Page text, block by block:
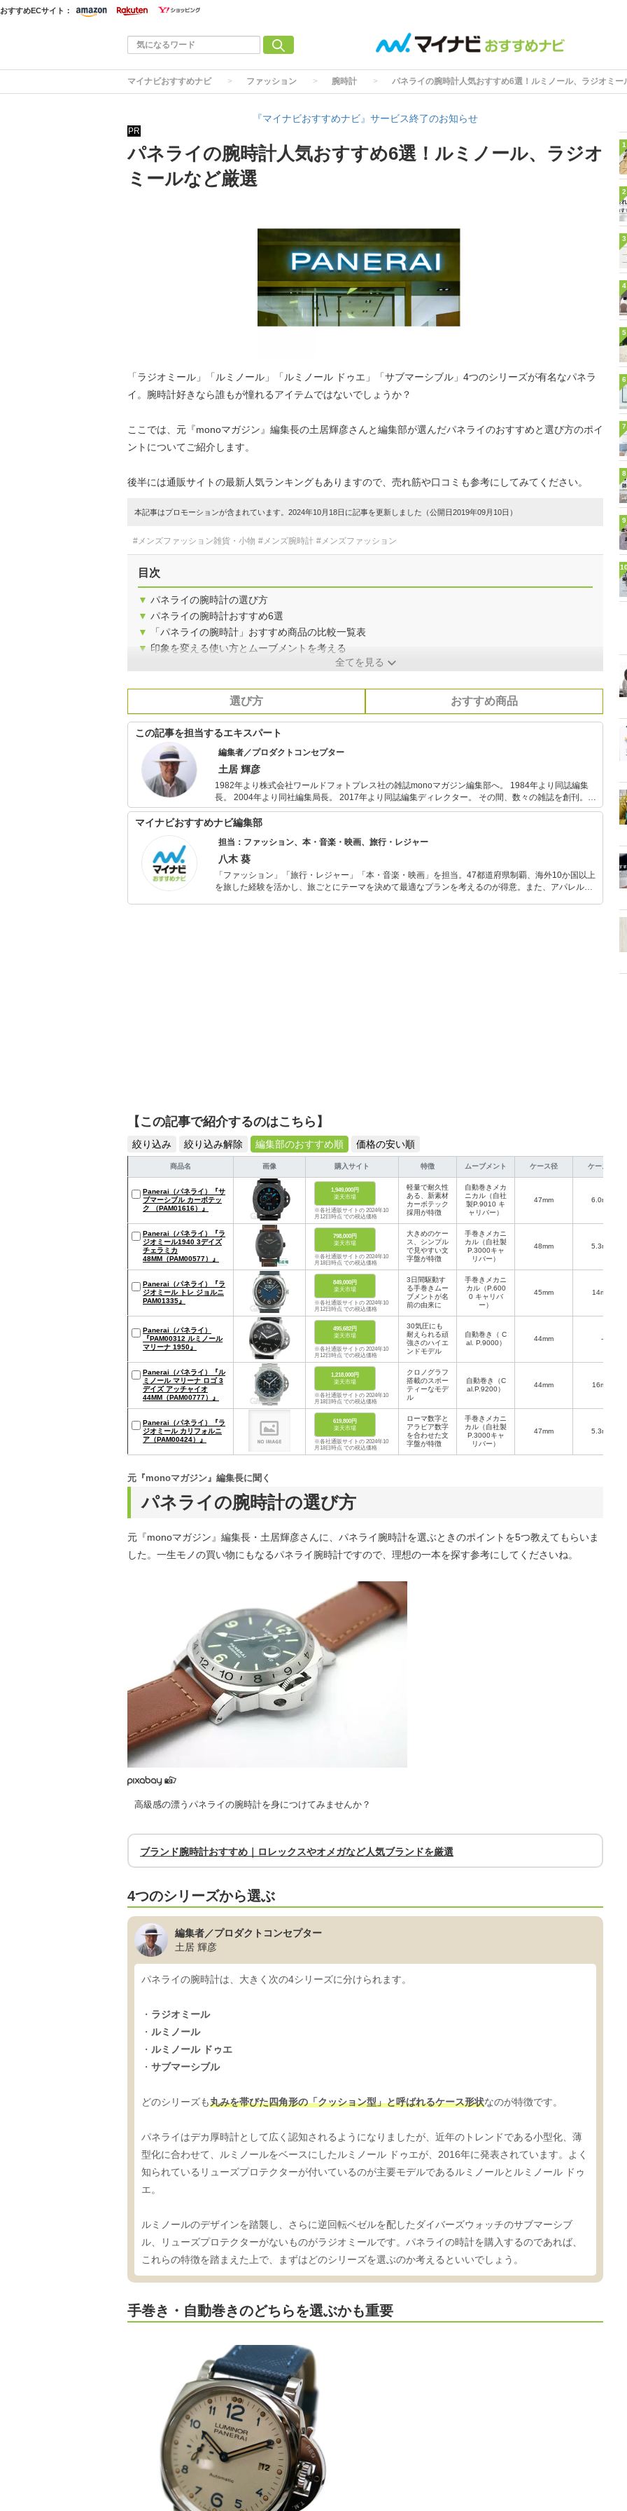
おすすめECサイト：
マイナビおすすめナビ ファッション 腕時計 パネライの腕時計人気おすすめ6選！ルミノール、ラジオミー
『マイナビおすすめナビ』サービス終了のお知らせ
PR
パネライの腕時計人気おすすめ6選！ルミノール、ラジオ
ミールなど厳選
「ラジオミール」「ルミノール」「ルミノール ドゥエ」「サブマーシブル」4つのシリーズが有名なパネラ
イ。腕時計好きなら誰もが憧れるアイテムではないでしょうか？
ここでは、元『monoマガジン』編集長の土居輝彦さんと編集部が選んだパネライのおすすめと選び方のポイ
ントについてご紹介します。
後半には通販サイトの最新人気ランキングもありますので、売れ筋や口コミも参考にしてみてください。
本記事はプロモーションが含まれています。2024年10月18日に記事を更新しました（公開日2019年09月10日）
#メンズファッション雑貨・小物 #メンズ腕時計 #メンズファッション
目次
▼ パネライの腕時計の選び方
▼ パネライの腕時計おすすめ6選
▼
「パネライの腕時計」おすすめ商品の比較一覧表
▼ 印象を変える使い方とムーブメントを考える
全てを見る
選び方 おすすめ商品
この記事を担当するエキスパート
編集者／プロダクトコンセプター
土居 輝彦
1982年より株式会社ワールドフォトプレス社の雑誌monoマガジン編集部へ。 1984年より同誌編集
長。 2004年より同社編集局長。 2017年より同誌編集ディレクター。 その間、数々の雑誌を創刊。
FM cocoloへの情報提供、執筆・講演活動、大学講師、各自治体のアドバイザー、IDSデザインコンペ
ティション審査委員長などを現在兼任中。
マイナビおすすめナビ編集部
担当：ファッション、本・音楽・映画、旅行・レジャー
八木 葵
「ファッション」「旅行・レジャー」「本・音楽・映画」を担当。47都道府県制覇、海外10か国以上
を旅した経験を活かし、旅ごとにテーマを決めて最適なプランを考えるのが得意。また、アパレルシ
【この記事で紹介するのはこちら】
絞り込み 絞り込み解除 編集部のおすすめ順 価格の安い順
商品名 画像 購入サイト 特徴 ムーブメント ケース径 ケース厚
Panerai（パネライ）『サ
ブマーシブル カーボテッ
ク （PAM01616）』
1,949,000円
楽天市場
※各社通販サイトの 2024年10
月12日時点 での税込価格
軽量で耐久性
ある、新素材
カーボテック
採用が特徴
自動巻きメカ
ニカル（自社
製P.9010 キ
ャリバー）
47mm 6.0mm
Panerai（パネライ）『ラ
ジオミール1940 3デイズ
チェラミカ
48MM（PAM00577）』
798,000円
楽天市場
※各社通販サイトの 2024年10
月18日時点 での税込価格
大きめのケー
ス、シンプル
で見やすい文
字盤が特徴
手巻きメカニ
カル（自社製
P.3000キャ
リバー）
48mm 5.3mm
Panerai（パネライ）『ラ
ジオミール トレ ジョルニ
PAM01335』
849,000円
楽天市場
※各社通販サイトの 2024年10
月12日時点 での税込価格
3日間駆動す
る手巻きムー
ブメントが名
前の由来に
手巻きメカニ
カル（P.600
0 キャリバ
ー）
45mm 14mm
Panerai（パネライ）
『PAM00312 ルミノール
マリーナ 1950』
495,682円
楽天市場
※各社通販サイトの 2024年10
月12日時点 での税込価格
30気圧にも
耐えられる頑
強さのハイエ
ンドモデル
自動巻き（ C
al. P.9000）
44mm -
Panerai（パネライ）『ル
ミノール マリーナ ロゴ 3
デイズ アッチャイオ
44MM（PAM00777）』
1,218,000円
楽天市場
※各社通販サイトの 2024年10
月18日時点 での税込価格
クロノグラフ
搭載のスポー
ティーなモデ
ル
自動巻き（C
al.P.9200）
44mm 16mm
Panerai（パネライ）『ラ
ジオミール カリフォルニ
ア（PAM00424）』
619,800円
楽天市場
※各社通販サイトの 2024年10
月18日時点 での税込価格
ローマ数字と
アラビア数字
を合わせた文
字盤が特徴
手巻きメカニ
カル（自社製
P.3000キャ
リバー）
47mm 5.3mm
パネライの腕時計の選び方
元『monoマガジン』編集長に聞く
元『monoマガジン』編集長・土居輝彦さんに、パネライ腕時計を選ぶときのポイントを5つ教えてもらいま
した。一生モノの買い物にもなるパネライ腕時計ですので、理想の一本を探す参考にしてくださいね。
高級感の漂うパネライの腕時計を身につけてみませんか？
ブランド腕時計おすすめ｜ロレックスやオメガなど人気ブランドを厳選
4つのシリーズから選ぶ
編集者／プロダクトコンセプター
土居 輝彦
パネライの腕時計は、大きく次の4シリーズに分けられます。
・ ラジオミール
・ ルミノール
・ ルミノール ドゥエ
・ サブマーシブル
どのシリーズも丸みを帯びた四角形の「クッション型」と呼ばれるケース形状なのが特徴です。
パネライはデカ厚時計として広く認知されるようになりましたが、近年のトレンドである小型化、薄
型化に合わせて、ルミノールをベースにしたルミノール ドゥエが、2016年に発表されています。よく
知られているリューズプロテクターが付いているのが主要モデルであるルミノールとルミノール ドゥ
エ。
ルミノールのデザインを踏襲し、さらに逆回転ベゼルを配したダイバーズウォッチのサブマーシブ
ル、リューズプロテクターがないものがラジオミールです。パネライの時計を購入するのであれば、
これらの特徴を踏まえた上で、まずはどのシリーズを選ぶのか考えるといいでしょう。
手巻き・自動巻きのどちらを選ぶかも重要
1
2
3
4
5
6
7
8
9